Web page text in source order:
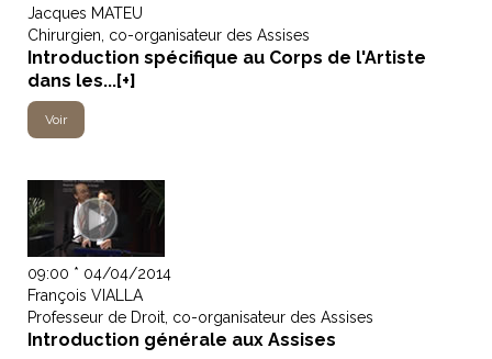
Jacques MATEU
Chirurgien, co-organisateur des Assises
Introduction spécifique au Corps de l'Artiste
dans les...[+]
Voir
09:00 * 04/04/2014
François VIALLA
Professeur de Droit, co-organisateur des Assises
Introduction générale aux Assises